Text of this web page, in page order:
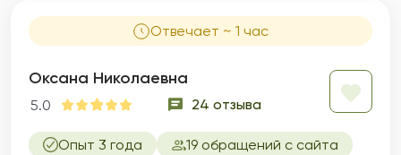
Отвечает ~ 1 час
Оксана Николаевна
5.0 24 отзыва
Опыт 3 года 19 обращений с сайта